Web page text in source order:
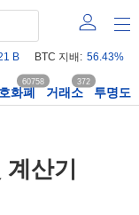
B BTC 지배: 56.43%
화폐
60758
거래소
372
투명도
산기